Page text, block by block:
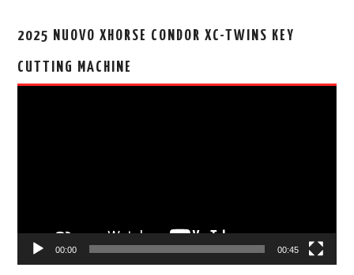
2025 NUOVO XHORSE CONDOR XC-TWINS KEY
CUTTING MACHINE
00:00 00:45